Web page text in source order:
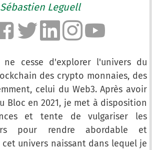
Sébastien Leguell
ne cesse d'explorer l'univers du
des crypto monnaies, des
celui du Web3. Après avoir
Bloc en 2021, je met à disposition
et tente de vulgariser les
pour rendre abordable et
univers naissant dans lequel je